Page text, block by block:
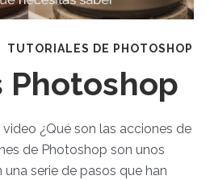
TUTORIALES DE PHOTOSHOP
Photoshop
¿Qué son las acciones de
de Photoshop son unos
serie de pasos que han